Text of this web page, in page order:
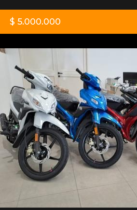
$ 5.000.000